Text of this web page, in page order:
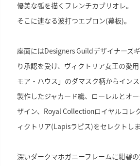
優美な弧を描くフレンチカブリオレ。
そこに連なる波打つエプロン(幕板)。
座面にはDesigners Guildデザイナーズ
り承認を受け、ヴィクトリア女王の愛
モア・ハウス」のダマスク柄からイン
製作したジャカード織、ローレルとオ
ザイン、Royal Collectionロイヤルコレ
ィクトリア(Lapisラピス)をセレクトしま
深いダークマホガニーフレームに紺碧